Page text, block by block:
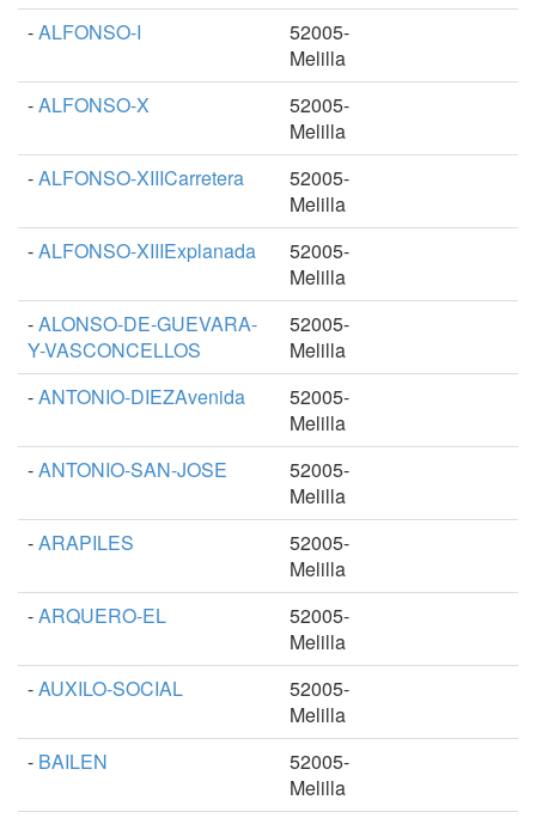
-ALFONSO-I
52005-
Melilla
-ALFONSO-X
52005-
Melilla
-ALFONSO-XIIICarretera
52005-
Melilla
-ALFONSO-XIIIExplanada
52005-
Melilla
-ALONSO-DE-GUEVARA-
Y-VASCONCELLOS
52005-
Melilla
-ANTONIO-DIEZAvenida
52005-
Melilla
-ANTONIO-SAN-JOSE
52005-
Melilla
-ARAPILES
52005-
Melilla
-ARQUERO-EL
52005-
Melilla
-AUXILO-SOCIAL
52005-
Melilla
- BAILEN
52005-
Melilla